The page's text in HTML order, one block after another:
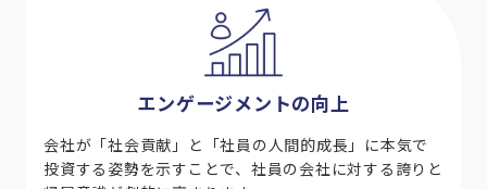
エンゲージメントの向上
会社が「社会貢献」と「社員の人間的成長」に本気で
投資する姿勢を示すことで、社員の会社に対する誇りと